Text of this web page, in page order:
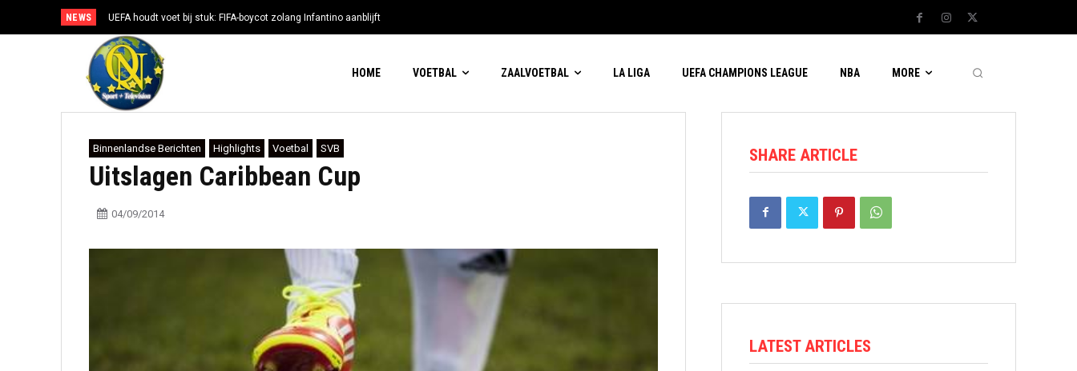
NEWS UEFA houdt voet bij stuk: FIFA-boycot zolang Infantino aanblijft
HOME VOETBAL ZAALVOETBAL LA LIGA UEFA CHAMPIONS LEAGUE NBA MORE
Binnenlandse Berichten Highlights Voetbal SVB
Uitslagen Caribbean Cup
04/09/2014
SHARE ARTICLE
LATEST ARTICLES